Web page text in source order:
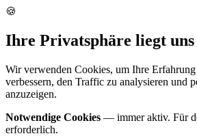
🍪
Ihre Privatsphäre liegt
Wir verwenden Cookies, um Ihre Erfahrung
verbessern, den Traffic zu analysieren und
anzuzeigen.
Notwendige Cookies — immer aktiv. Für
erforderlich.